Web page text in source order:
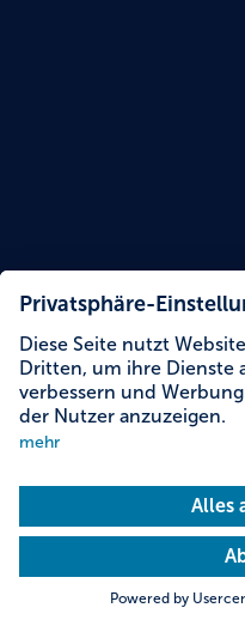
Lesezeit: 13 Minuten
Themen dieser Story